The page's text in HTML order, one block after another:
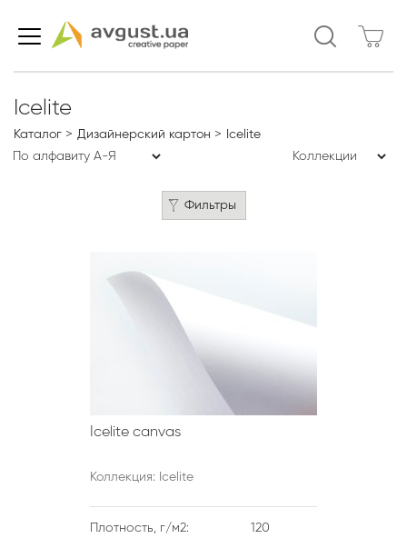
Фильтры
Icelite
Каталог Дизайнерский картон Icelite
Icelite canvas
Коллекция: Icelite
Плотность, г/м2: 120